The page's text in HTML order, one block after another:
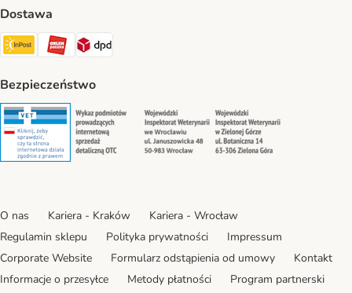
Dostawa
Paczkomat® Shipping Method
ORLEN Paczka Shipping Method
DPD Shipping Method
Bezpieczeństwo
Security Security Security
O nas Kariera - Kraków
Kariera - Wrocław
Regulamin sklepu
Polityka prywatności
Impressum
Corporate Website
Formularz odstąpienia od umowy
Kontakt
Informacje o przesyłce
Metody płatności
Program partnerski